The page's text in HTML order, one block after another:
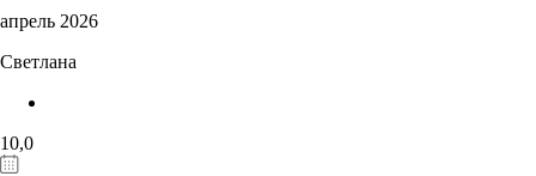
апрель 2026
Светлана
10,0